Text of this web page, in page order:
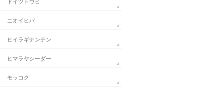
ドイツトウヒ
ニオイヒバ
ヒイラギナンテン
ヒマラヤシーダー
モッコク